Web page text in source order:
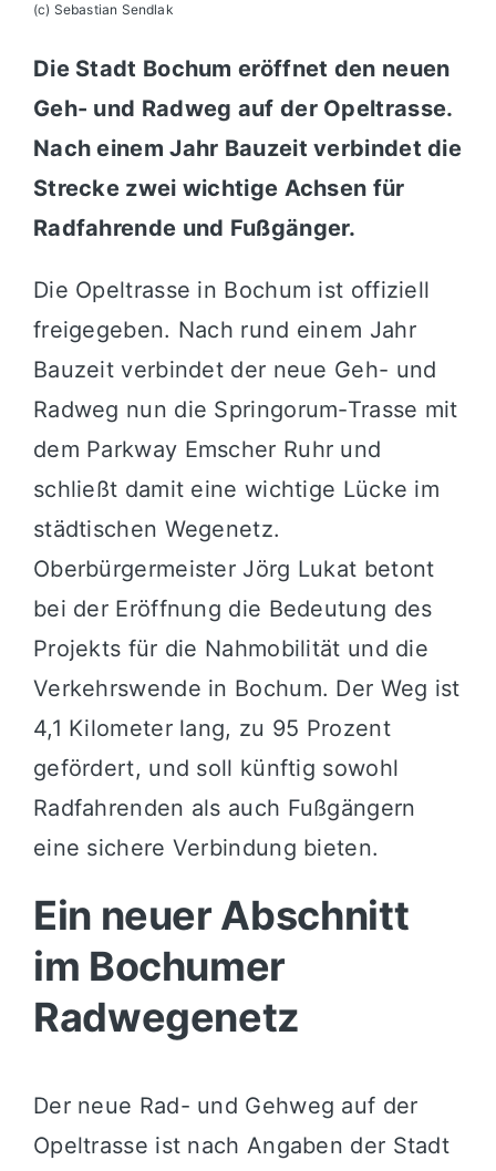
(c) Sebastian Sendlak
Die Stadt Bochum eröffnet den neuen
Geh- und Radweg auf der Opeltrasse.
Nach einem Jahr Bauzeit verbindet die
Strecke zwei wichtige Achsen für
Radfahrende und Fußgänger.
Die Opeltrasse in Bochum ist offiziell
freigegeben. Nach rund einem Jahr
Bauzeit verbindet der neue Geh- und
Radweg nun die Springorum-Trasse mit
dem Parkway Emscher Ruhr und
schließt damit eine wichtige Lücke im
städtischen Wegenetz.
Oberbürgermeister Jörg Lukat betont
bei der Eröffnung die Bedeutung des
Projekts für die Nahmobilität und die
Verkehrswende in Bochum. Der Weg ist
4,1 Kilometer lang, zu 95 Prozent
gefördert, und soll künftig sowohl
Radfahrenden als auch Fußgängern
eine sichere Verbindung bieten.
Ein neuer Abschnitt
im Bochumer
Radwegenetz
Der neue Rad- und Gehweg auf der
Opeltrasse ist nach Angaben der Stadt